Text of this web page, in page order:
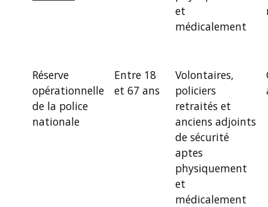
et
médicalement
Réserve
opérationnelle
de la police
nationale
Entre 18
et 67 ans
Volontaires,
policiers
retraités et
anciens adjoints
de sécurité
aptes
physiquement
et
médicalement